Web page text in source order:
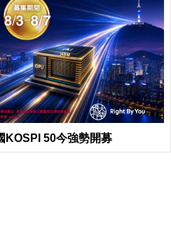
KOSPI 50今強勢開募